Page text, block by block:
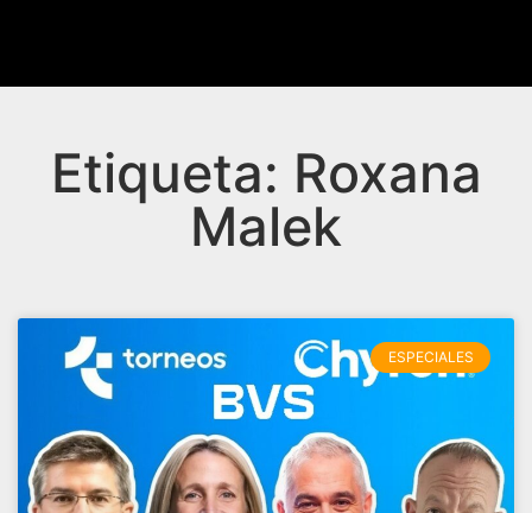
Etiqueta: Roxana
Malek
ESPECIALES